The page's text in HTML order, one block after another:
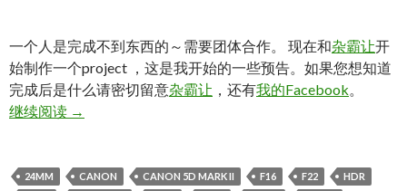
一个人是完成不到东西的～需要团体合作。 现在和杂霸让开
始制作一个project ，这是我开始的一些预告。如果您想知道
完成后是什么请密切留意杂霸让 ，还有我的Facebook。
继续阅读[IPOH] . Project is Starting!!!!
→
24MM CANON CANON 5D MARK II F16 F22
HDR